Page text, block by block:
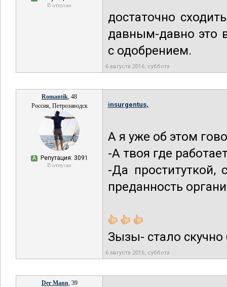
В отпуске
достаточно
давным-давно это
с одобрением.
6 августа 2016, суббота
Romantik, 48
Россия, Петрозаводск
А Репутация: 3091
В отпуске
insurgentus,
А я уже об этом
-А твоя где
-Да проституткой,
преданность
Зызы- стало скучно
6 августа 2016, суббота
Der Mann, 39